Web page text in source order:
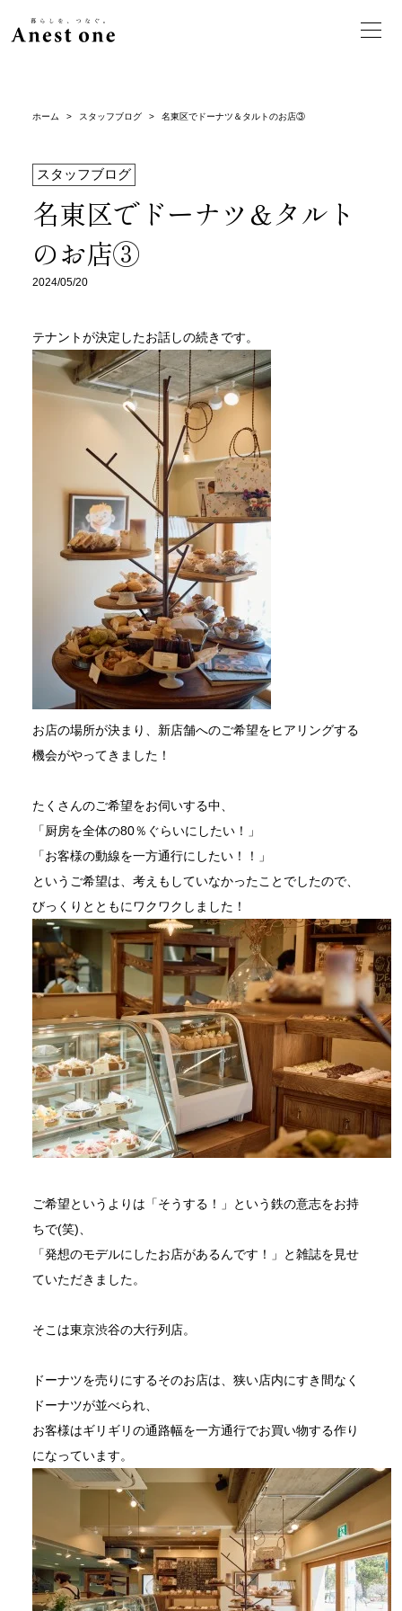
ホーム > スタッフブログ > 名東区でドーナツ＆タルトのお店③
スタッフブログ
名東区でドーナツ＆タルト
のお店③
2024/05/20
テナントが決定したお話しの続きです。
お店の場所が決まり、新店舗へのご希望をヒアリングする
機会がやってきました！
たくさんのご希望をお伺いする中、
「厨房を全体の80％ぐらいにしたい！」
「お客様の動線を一方通行にしたい！！」
というご希望は、考えもしていなかったことでしたので、
びっくりとともにワクワクしました！
ご希望というよりは「そうする！」という鉄の意志をお持
ちで(笑)、
「発想のモデルにしたお店があるんです！」と雑誌を見せ
ていただきました。
そこは東京渋谷の大行列店。
ドーナツを売りにするそのお店は、狭い店内にすき間なく
ドーナツが並べられ、
お客様はギリギリの通路幅を一方通行でお買い物する作り
になっています。